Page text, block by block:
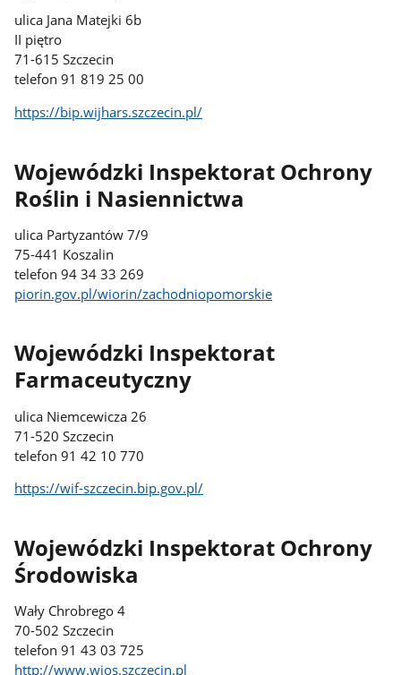
ulica Jana Matejki 6b
II piętro
71-615 Szczecin
telefon 91 819 25 00
https://bip.wijhars.szczecin.pl/
Wojewódzki Inspektorat Ochrony
Roślin i Nasiennictwa
ulica Partyzantów 7/9
75-441 Koszalin
telefon 94 34 33 269
piorin.gov.pl/wiorin/zachodniopomorskie
Wojewódzki Inspektorat
Farmaceutyczny
ulica Niemcewicza 26
71-520 Szczecin
telefon 91 42 10 770
https://wif-szczecin.bip.gov.pl/
Wojewódzki Inspektorat Ochrony
Środowiska
Wały Chrobrego 4
70-502 Szczecin
telefon 91 43 03 725
http://www.wios.szczecin.pl